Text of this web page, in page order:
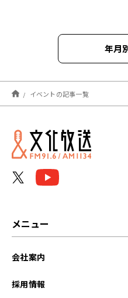
年月
2026年08月
2026年07月
2026年06月
イベントの記事一覧
メニュー
会社案内
採用情報